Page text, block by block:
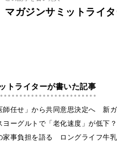
マガジンサミットライ
トライターが書いた記事
師任せ」から共同意思決定へ 新
ヨーグルトで「老化速度」が低
家事負担を語る ロングライフ牛